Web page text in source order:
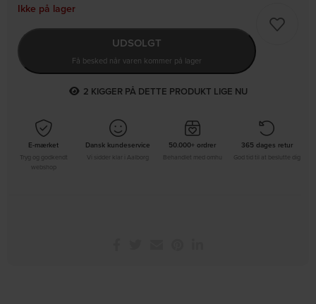
Ikke på lager
UDSOLGT
Få besked når varen kommer på lager
2 KIGGER PÅ DETTE PRODUKT LIGE NU
E-mærket
Tryg og godkendt
Dansk kundeservice
Vi sidder klar i Aalborg
50.000+ ordrer
Behandlet med omhu
365 dages retur
God tid til at beslutte dig